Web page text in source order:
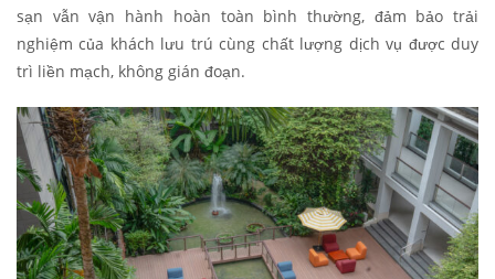
sạn vẫn vận hành hoàn toàn bình thường, đảm bảo trải
nghiệm của khách lưu trú cùng chất lượng dịch vụ được duy
trì liền mạch, không gián đoạn.